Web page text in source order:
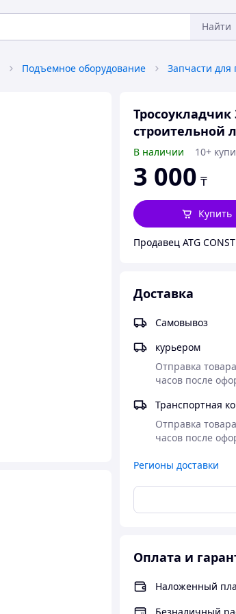
Найти
Подъемное оборудование
строительной
В наличии 10+
3 000 ₸
Купить
Продавец ATG
Доставка
Самовывоз
курьером
Отправка
часов после
Транспортная
Отправка
часов после
Регионы доставки
Оплата и
Наложенный